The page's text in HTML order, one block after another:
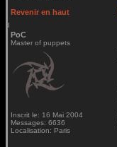
Revenir en haut
PoC
Master of puppets
Inscrit le: 16 Mai 2004
Messages: 6636
Localisation: Paris